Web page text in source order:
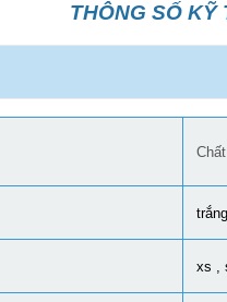
THÔNG SỐ KỸ
xs ,